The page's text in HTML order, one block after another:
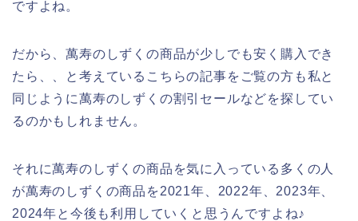
ですよね。
だから、萬寿のしずくの商品が少しでも安く購入でき
たら、、と考えているこちらの記事をご覧の方も私と
同じように萬寿のしずくの割引セールなどを探してい
るのかもしれません。
それに萬寿のしずくの商品を気に入っている多くの人
が萬寿のしずくの商品を2021年、2022年、2023年、
2024年と今後も利用していくと思うんですよね♪